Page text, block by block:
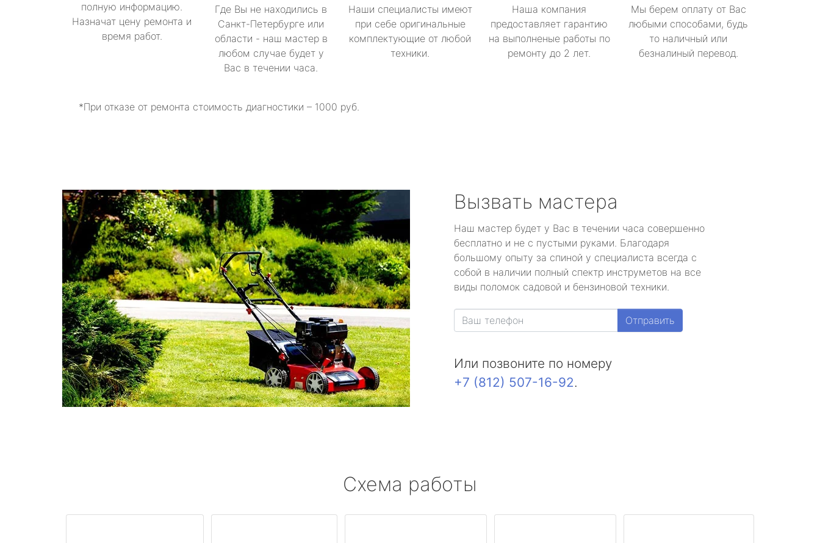
полную информацию.
Назначат цену ремонта и
время работ.
Где Вы не находились в
Санкт-Петербурге или
области - наш мастер в
любом случае будет у
Вас в течении часа.
Наши специалисты имеют
при себе оригинальные
комплектующие от любой
техники.
Наша компания
предоставляет гарантию
на выполненые работы по
ремонту до 2 лет.
Мы берем оплату от Вас
любыми способами, будь
то наличный или
безналиный перевод.
*При отказе от ремонта стоимость диагностики – 1000 руб.
Вызвать мастера
Наш мастер будет у Вас в течении часа совершенно
бесплатно и не с пустыми руками. Благодаря
большому опыту за спиной у специалиста всегда с
собой в наличии полный спектр инструметов на все
виды поломок садовой и бензиновой техники.
Отправить
Или позвоните по номеру
+7 (812) 507-16-92.
Схема работы